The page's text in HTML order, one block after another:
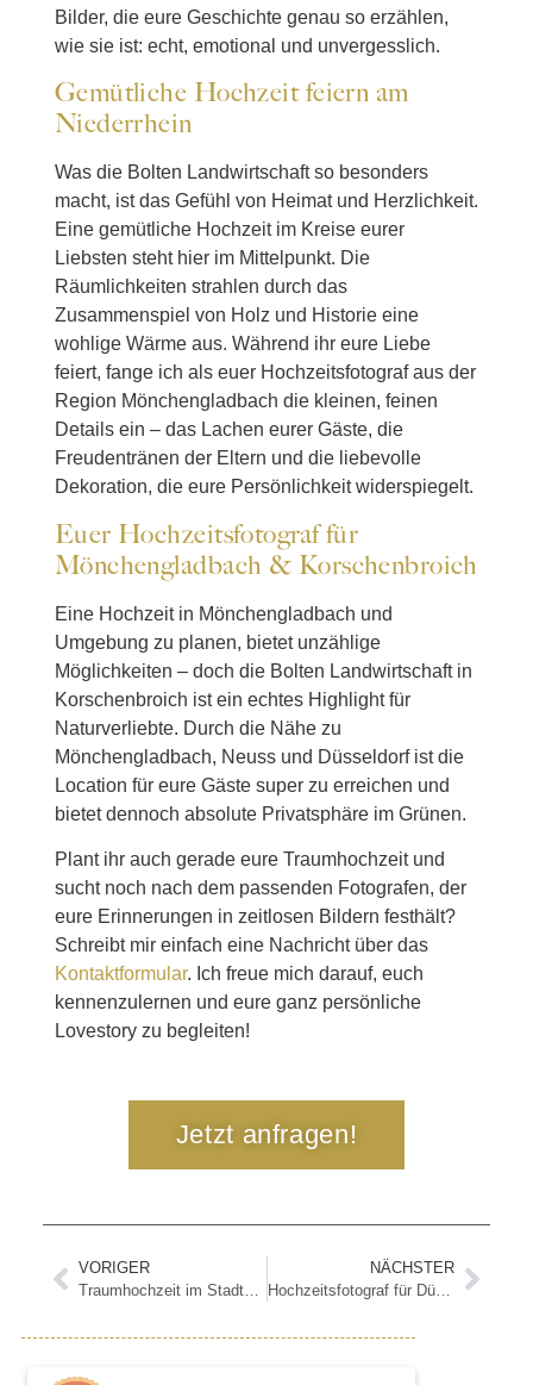
Bilder, die eure Geschichte genau so erzählen,
wie sie ist: echt, emotional und unvergesslich.
Gemütliche Hochzeit feiern am
Niederrhein
Was die Bolten Landwirtschaft so besonders
macht, ist das Gefühl von Heimat und Herzlichkeit.
Eine gemütliche Hochzeit im Kreise eurer
Liebsten steht hier im Mittelpunkt. Die
Räumlichkeiten strahlen durch das
Zusammenspiel von Holz und Historie eine
wohlige Wärme aus. Während ihr eure Liebe
feiert, fange ich als euer Hochzeitsfotograf aus der
Region Mönchengladbach die kleinen, feinen
Details ein – das Lachen eurer Gäste, die
Freudentränen der Eltern und die liebevolle
Dekoration, die eure Persönlichkeit widerspiegelt.
Euer Hochzeitsfotograf für
Mönchengladbach & Korschenbroich
Eine Hochzeit in Mönchengladbach und
Umgebung zu planen, bietet unzählige
Möglichkeiten – doch die Bolten Landwirtschaft in
Korschenbroich ist ein echtes Highlight für
Naturverliebte. Durch die Nähe zu
Mönchengladbach, Neuss und Düsseldorf ist die
Location für eure Gäste super zu erreichen und
bietet dennoch absolute Privatsphäre im Grünen.
Plant ihr auch gerade eure Traumhochzeit und
sucht noch nach dem passenden Fotografen, der
eure Erinnerungen in zeitlosen Bildern festhält?
Schreibt mir einfach eine Nachricht über das
Kontaktformular. Ich freue mich darauf, euch
kennenzulernen und eure ganz persönliche
Lovestory zu begleiten!
Jetzt anfragen!
VORIGER
Traumhochzeit im Stadtgarten Steele: Euer Ja-Wort im Herzen von Essen
NÄCHSTER
Hochzeitsfotograf für Düsseldorf: Emotionale freie Trauung in der Strandperle Düsseldorf